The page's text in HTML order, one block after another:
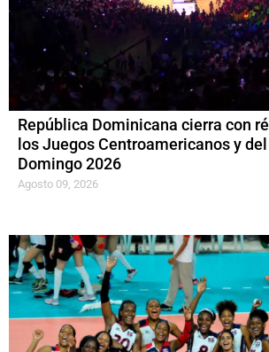
República Dominicana cierra con
los Juegos Centroamericanos y
Domingo 2026
Agosto 09, 2026